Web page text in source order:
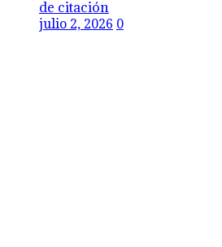
de citación
julio 2, 2026 0